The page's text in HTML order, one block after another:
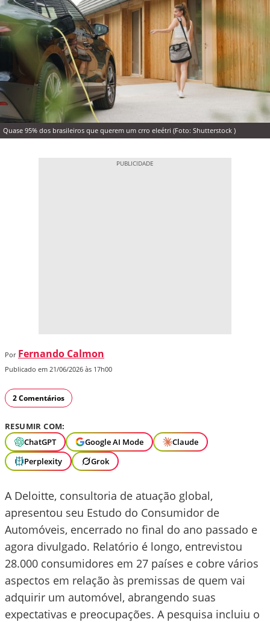
Quase 95% dos brasileiros que querem um crro eleétri (Foto: Shutterstock )
Por Fernando Calmon
Publicado em 21/06/2026 às 17h00
2 Comentários
RESUMIR COM:
ChatGPT
Google AI Mode
Claude
Perplexity
Grok
A Deloitte, consultoria de atuação global,
apresentou seu Estudo do Consumidor de
Automóveis, encerrado no final do ano passado e
agora divulgado. Relatório é longo, entrevistou
28.000 consumidores em 27 países e cobre vários
aspectos em relação às premissas de quem vai
adquirir um automóvel, abrangendo suas
expectativas e preocupações. A pesquisa incluiu o